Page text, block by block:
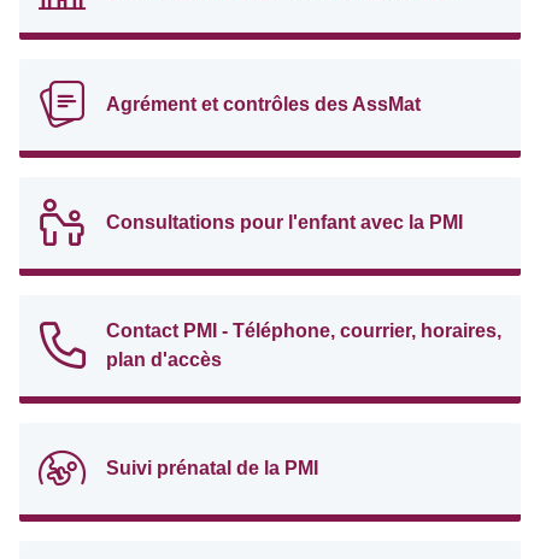
Agrément et contrôles des AssMat
Consultations pour l'enfant avec la PMI
Contact PMI - Téléphone, courrier, horaires,
plan d'accès
Suivi prénatal de la PMI